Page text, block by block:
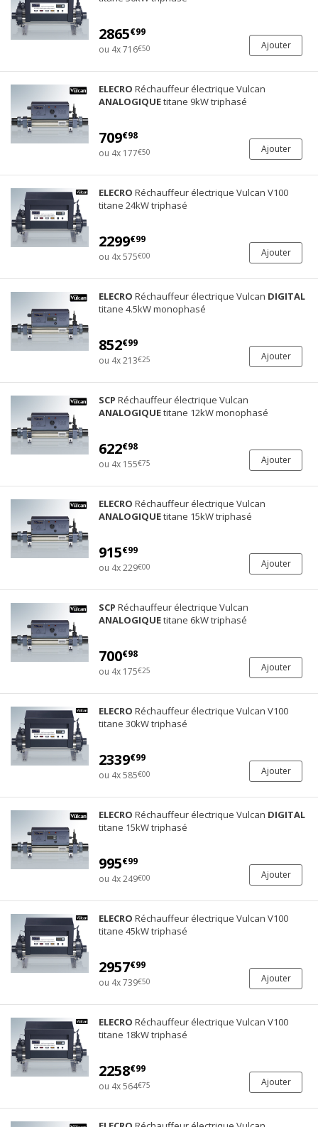
2865€99
ou 4x 716€50 Ajouter
ELECRO Réchauffeur électrique Vulcan
ANALOGIQUEtitane 9kW triphasé
709€98
ou 4x 177€50 Ajouter
ELECRO Réchauffeur électrique Vulcan V100
titane 24kW triphasé
2299€99
ou 4x 575€00 Ajouter
ELECRO Réchauffeur électrique Vulcan DIGITAL
titane 4.5kW monophasé
852€99
ou 4x 213€25 Ajouter
SCP Réchauffeur électrique Vulcan
ANALOGIQUEtitane 12kW monophasé
622€98
ou 4x 155€75 Ajouter
ELECRO Réchauffeur électrique Vulcan
ANALOGIQUEtitane 15kW triphasé
915€99
ou 4x 229€00 Ajouter
SCP Réchauffeur électrique Vulcan
ANALOGIQUEtitane 6kW triphasé
700€98
ou 4x 175€25 Ajouter
ELECRO Réchauffeur électrique Vulcan V100
titane 30kW triphasé
2339€99
ou 4x 585€00 Ajouter
ELECRO Réchauffeur électrique Vulcan DIGITAL
titane 15kW triphasé
995€99
ou 4x 249€00 Ajouter
ELECRO Réchauffeur électrique Vulcan V100
titane 45kW triphasé
2957€99
ou 4x 739€50 Ajouter
ELECRO Réchauffeur électrique Vulcan V100
titane 18kW triphasé
2258€99
ou 4x 564€75 Ajouter